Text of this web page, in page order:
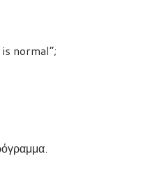
normal”;